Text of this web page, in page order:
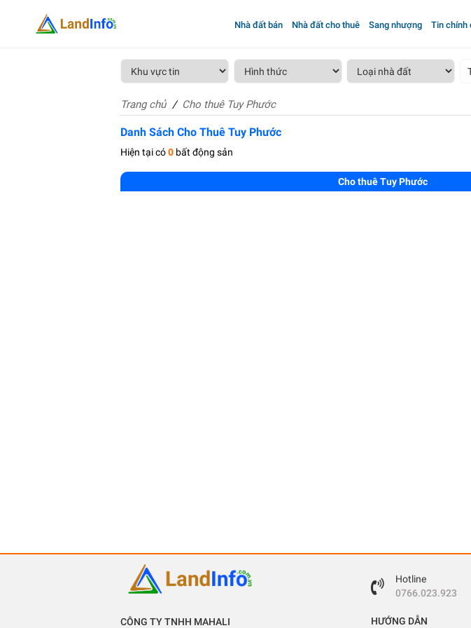
Nhà đất bán Nhà đất cho thuê Sang nhượng Tin chính
Trang chủ Cho thuê Tuy Phước
Danh Sách Cho Thuê Tuy Phước
Hiện tại có0 bất động sản
Cho thuê Tuy Phước
CÔNG TY TNHH MAHALI
Hotline
0766.023.923
HƯỚNG DẪN